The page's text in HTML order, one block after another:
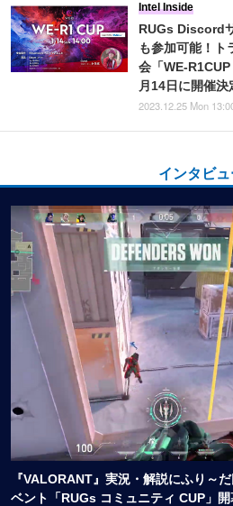
RUGs Discord
も参加可能！ト
会「WE-
月14日に開催決
Intel Inside
2023.12.25 Mon
インタビュ
『VALORANT』実況・解説にふり～
ベント「RUGs コミュニティ CUP」